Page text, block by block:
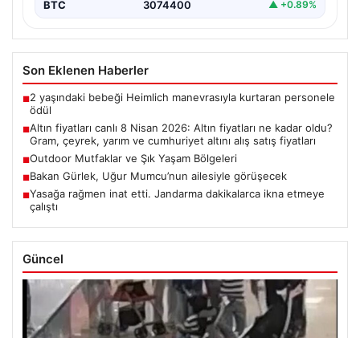
BTC 3074400 ▲ +0.89%
Son Eklenen Haberler
■2 yaşındaki bebeği Heimlich manevrasıyla kurtaran personele
ödül
■Altın fiyatları canlı 8 Nisan 2026: Altın fiyatları ne kadar oldu?
Gram, çeyrek, yarım ve cumhuriyet altını alış satış fiyatları
■Outdoor Mutfaklar ve Şık Yaşam Bölgeleri
■Bakan Gürlek, Uğur Mumcu’nun ailesiyle görüşecek
■Yasağa rağmen inat etti. Jandarma dakikalarca ikna etmeye
çalıştı
Güncel